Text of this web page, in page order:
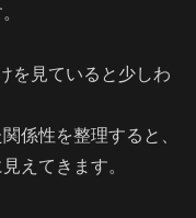
を見ていると少しわ
係性を整理すると、
えてきます。